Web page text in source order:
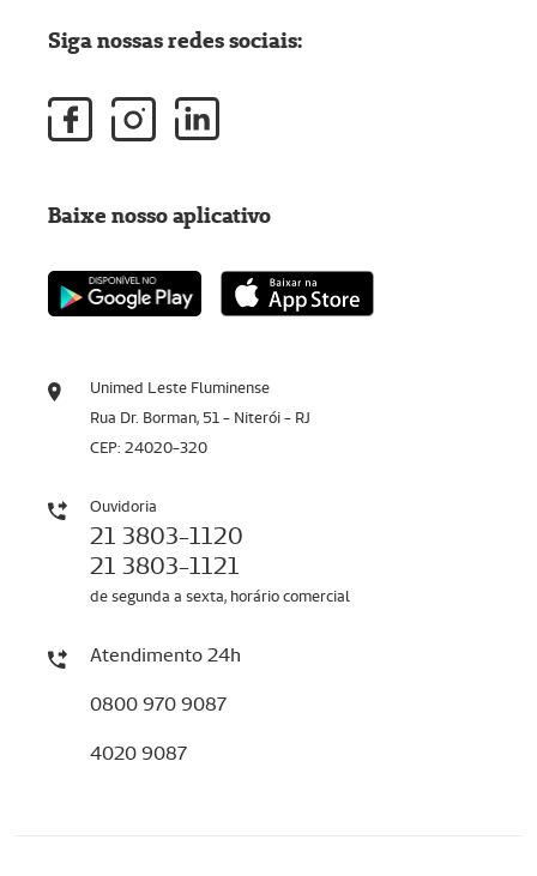
Unimed Leste Fluminense
Rua Dr. Borman, 51 - Niterói - RJ
CEP: 24020-320
Ouvidoria
21 3803-1120
21 3803-1121
de segunda a sexta, horário comercial
Atendimento 24h
0800 970 9087
4020 9087
Siga nossas redes sociais:
Baixe nosso aplicativo